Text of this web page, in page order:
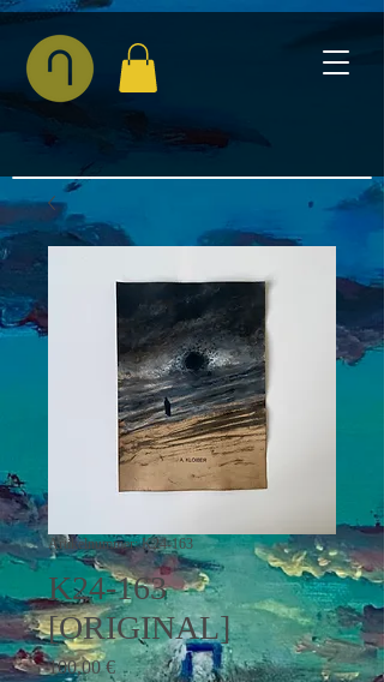
Artikelnummer: K24-163
K24-163
[ORIGINAL]
100,00 €Preis